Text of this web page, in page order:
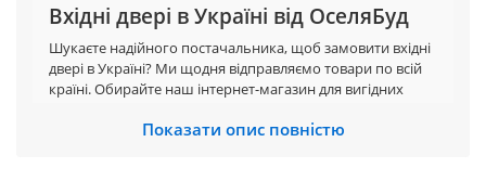
Вхідні двері в Україні від ОселяБуд
Шукаєте надійного постачальника, щоб замовити вхідні
двері в Україні? Ми щодня відправляємо товари по всій
країні. Обирайте наш інтернет-магазин для вигідних
Показати опис повністю